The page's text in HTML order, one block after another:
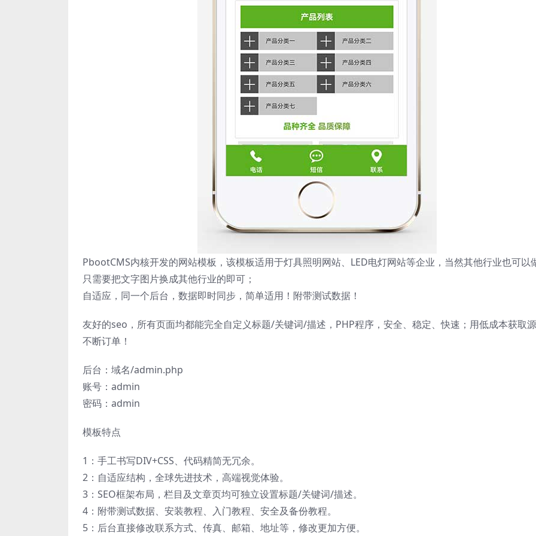
PbootCMS内核开发的网站模板，该模板适用于灯具照明网站、LED电灯网站等企业，当然其他行业也可以
只需要把文字图片换成其他行业的即可；
自适应，同一个后台，数据即时同步，简单适用！附带测试数据！
友好的seo，所有页面均都能完全自定义标题/关键词/描述，PHP程序，安全、稳定、快速；用低成本获取
不断订单！
后台：域名/admin.php
账号：admin
密码：admin
模板特点
1：手工书写DIV+CSS、代码精简无冗余。
2：自适应结构，全球先进技术，高端视觉体验。
3：SEO框架布局，栏目及文章页均可独立设置标题/关键词/描述。
4：附带测试数据、安装教程、入门教程、安全及备份教程。
5：后台直接修改联系方式、传真、邮箱、地址等，修改更加方便。